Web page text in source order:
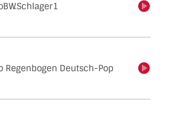
Regenbogen Deutsch-Pop
einschalten